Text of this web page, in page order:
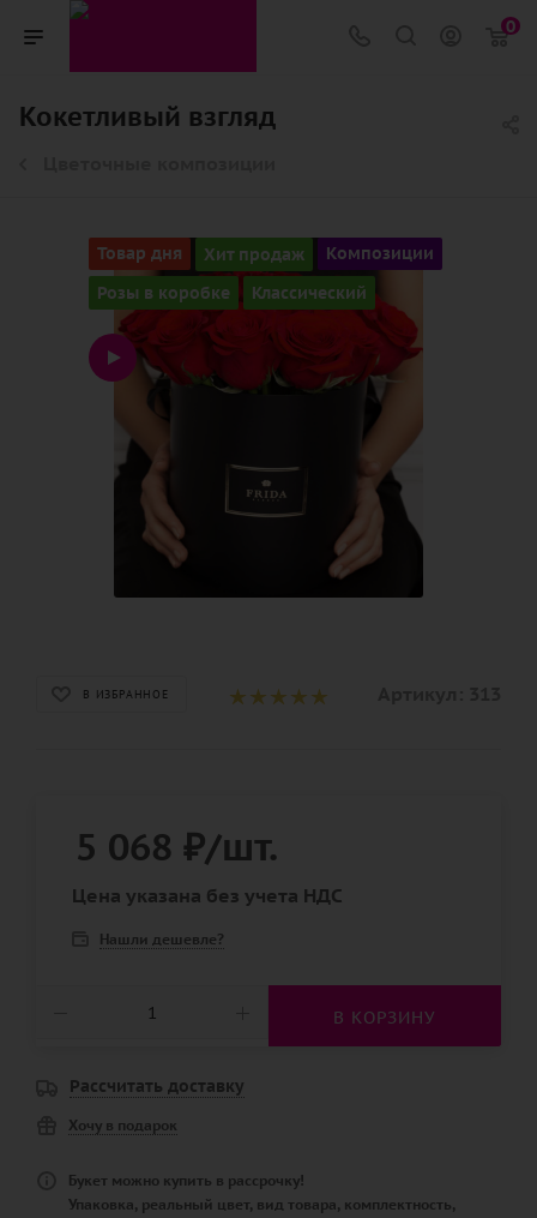
0
Кокетливый взгляд
Товар дня Хит продаж Композиции
Розы в коробке Классический
В ИЗБРАННОЕ
5 068 ₽/шт.
Цена указана без учета НДС
Нашли дешевле?
В КОРЗИНУ
Рассчитать доставку
Хочу в подарок
Букет можно купить в рассрочку!
Упаковка, реальный цвет, вид товара, комплектность,